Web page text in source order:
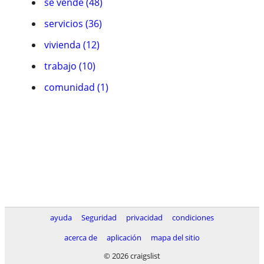
servicios (36)
vivienda (12)
trabajo (10)
comunidad (1)
ayuda Seguridad privacidad
condiciones
acerca de
aplicación
mapa del sitio
© 2026 craigslist